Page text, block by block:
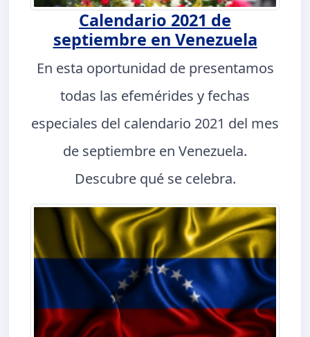
Calendario 2021 de
septiembre en Venezuela
En esta oportunidad de presentamos
todas las efemérides y fechas
especiales del calendario 2021 del mes
de septiembre en Venezuela.
Descubre qué se celebra.